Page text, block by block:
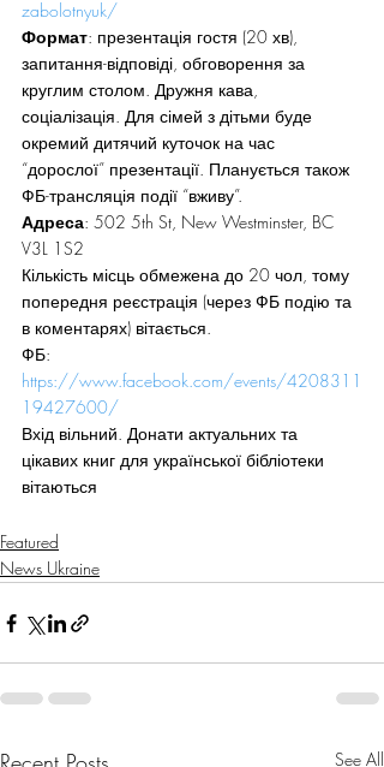
zabolotnyuk/
Формат: презентація гостя (20 хв),
запитання-відповіді, обговорення за
круглим столом. Дружня кава,
соціалізація. Для сімей з дітьми буде
окремий дитячий куточок на час
“дорослої” презентації. Планується також
ФБ-трансляція події “вживу”.
Адреса: 502 5th St, New Westminster, BC
V3L 1S2
Кількість місць обмежена до 20 чол, тому
попередня реєстрація (через ФБ подію та
в коментарях) вітається.
ФБ:
https://www.facebook.com/events/4208311
19427600/
Вхід вільний. Донати актуальних та
цікавих книг для української бібліотеки
вітаються
Featured
News Ukraine
See All